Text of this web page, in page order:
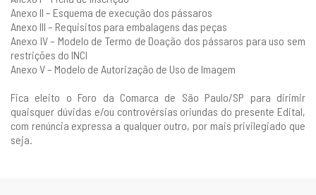
Anexo II – Esquema de execução dos pássaros
Anexo III – Requisitos para embalagens das peças
Anexo IV – Modelo de Termo de Doação dos pássaros para uso sem
restrições do INCI
Anexo V – Modelo de Autorização de Uso de Imagem
Fica eleito o Foro da Comarca de São Paulo/SP para dirimir
quaisquer dúvidas e/ou controvérsias oriundas do presente Edital,
com renúncia expressa a qualquer outro, por mais privilegiado que
seja.